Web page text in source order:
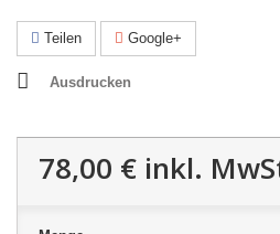
Teilen Google+
Ausdrucken
78,00 € inkl.